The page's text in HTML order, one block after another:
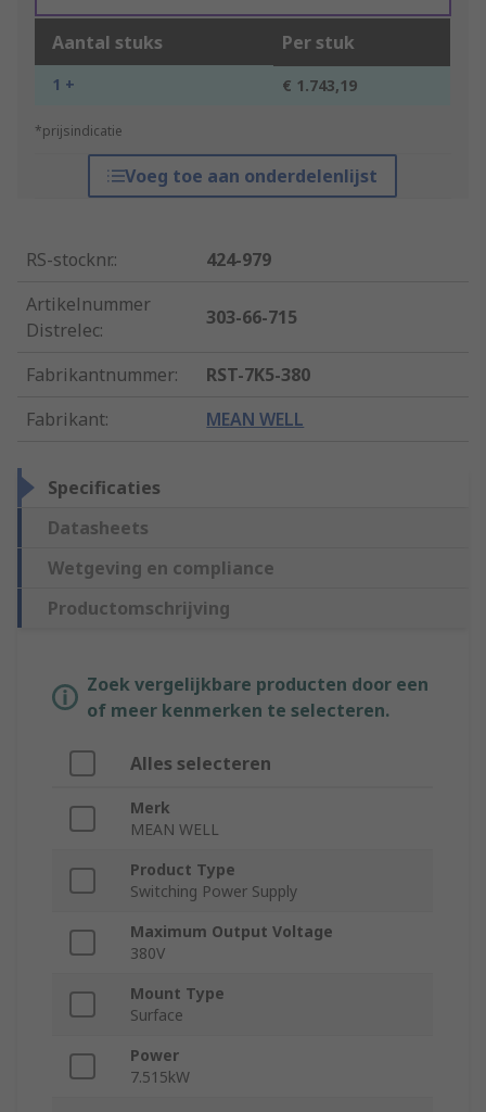
Aantal stuks Per stuk
1 + € 1.743,19
*prijsindicatie
Voeg toe aan onderdelenlijst
RS-stocknr.:
424-979
Artikelnummer
Distrelec:
303-66-715
Fabrikantnummer:
RST-7K5-380
Fabrikant: MEAN WELL
Specificaties
Datasheets
Wetgeving en compliance
Productomschrijving
Zoek vergelijkbare producten door een
of meer kenmerken te selecteren.
Alles selecteren
Merk
MEAN WELL
Product Type
Switching Power Supply
Maximum Output Voltage
380V
Mount Type
Surface
Power
7.515kW